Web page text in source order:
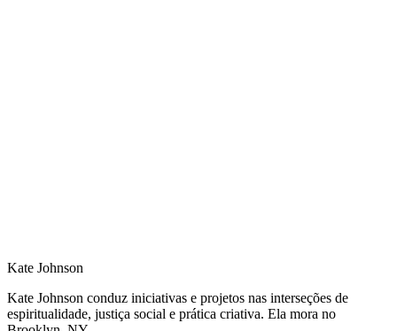
Kate Johnson
Kate Johnson conduz iniciativas e projetos nas interseções de
espiritualidade, justiça social e prática criativa. Ela mora no